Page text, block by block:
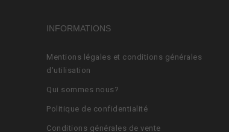
INFORMATIONS
Mentions légales et conditions générales
d'utilisation
Qui sommes nous?
Politique de confidentialité
Conditions générales de vente